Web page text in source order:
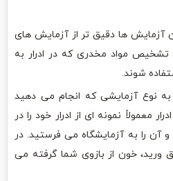
آزمایش ها دقیق تر از آزمایش های
تشخیص مواد مخدری که در ادرار به
شوند.
به نوع آزمایشی که انجام می دهید
معمولاً نمونه ای از ادرار خود را در
را به آزمایشگاه می فرستید. در
ورید، خون از بازوی شما گرفته می